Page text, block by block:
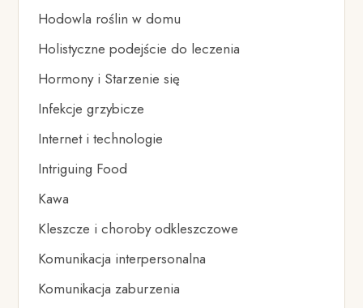
Hodowla roślin w domu
Holistyczne podejście do leczenia
Hormony i Starzenie się
Infekcje grzybicze
Internet i technologie
Intriguing Food
Kawa
Kleszcze i choroby odkleszczowe
Komunikacja interpersonalna
Komunikacja zaburzenia